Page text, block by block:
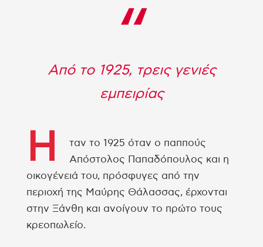
“
Από το 1925, τρεις γενιές
εμπειρίας
Η
ταν το 1925 όταν ο παππούς
Απόστολος Παπαδόπουλος και η
οικογένειά του, πρόσφυγες από την
περιοχή της Μαύρης Θάλασσας, έρχονται
στην Ξάνθη και ανοίγουν το πρώτο τους
κρεοπωλείο.